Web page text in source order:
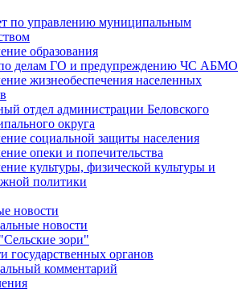
по управлению муниципальным
образования
делам ГО и предупреждению ЧС АБМО
жизнеобеспечения населенных
отдел администрации Беловского
округа
социальной защиты населения
опеки и попечительства
культуры, физической культуры и
политики
новости
новости
зори"
государственных органов
комментарий